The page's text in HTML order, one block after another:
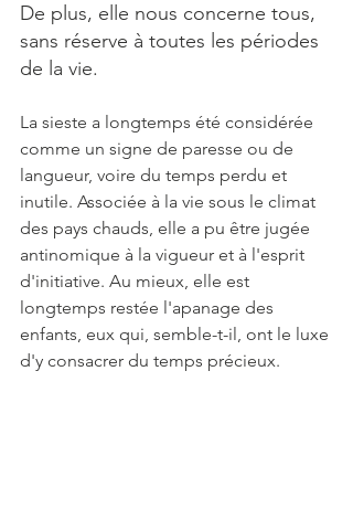
De plus, elle nous concerne tous,
sans réserve à toutes les périodes
de la vie.
La sieste a longtemps été considérée
comme un signe de paresse ou de
langueur, voire du temps perdu et
inutile. Associée à la vie sous le climat
des pays chauds, elle a pu être jugée
antinomique à la vigueur et à l'esprit
d'initiative. Au mieux, elle est
longtemps restée l'apanage des
enfants, eux qui, semble-t-il, ont le luxe
d'y consacrer du temps précieux.